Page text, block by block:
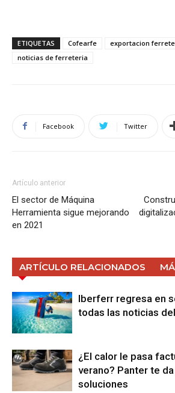
ETIQUETAS Cofearfe exportacion
noticias de ferreteria
Facebook Twitter
Artículo anterior
El sector de Máquina
Herramienta sigue mejorando
en 2021
ARTÍCULO RELACIONADOS
Iberferr regresa en
todas las noticias
¿El calor le pasa
verano? Panter te
soluciones